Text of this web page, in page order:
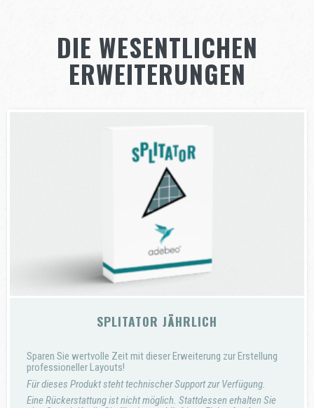
DIE WESENTLICHEN
ERWEITERUNGEN
SPLITATOR JÄHRLICH
Sparen Sie wertvolle Zeit mit dieser Erweiterung zur Erstellung
professioneller Layouts!
Für dieses Produkt steht technischer Support zur Verfügung.
Eine Rückerstattung ist nicht möglich. Stattdessen erhalten Sie